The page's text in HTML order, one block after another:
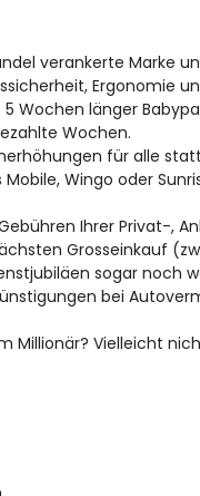
verankerte Marke
Ergonomie
länger
Wochen.
für alle
Wingo oder
Ihrer Privat-,
Grosseinkauf
sogar noch
bei
Millionär? Vielleicht